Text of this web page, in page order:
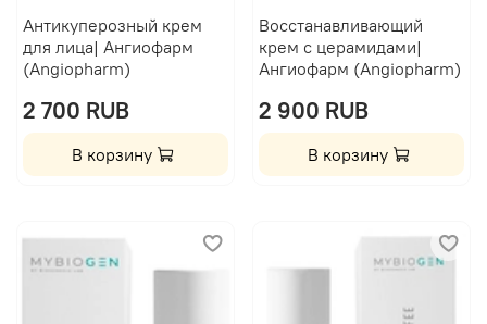
Антикуперозный крем
для лица| Ангиофарм
(Angiopharm)
2 700 RUB
В корзину
Восстанавливающий
крем с церамидами|
Ангиофарм (Angiopharm)
2 900 RUB
В корзину